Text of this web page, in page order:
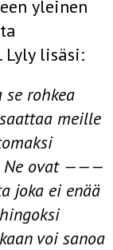
yleinen
lisäsi:
se rohkea
meille
Ne ovat ———
joka ei enää
voi sanoa